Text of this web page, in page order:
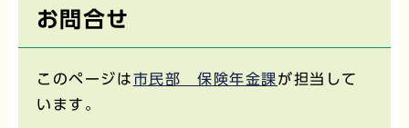
お問合せ
このページは市民部 保険年金課が担当して
います。